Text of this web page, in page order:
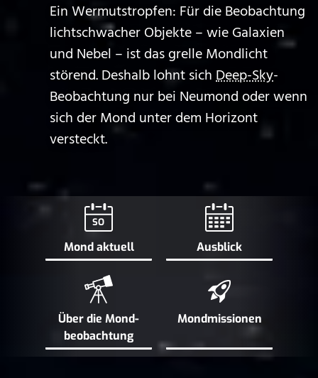
Ein Wermutstropfen: Für die Beobachtung
lichtschwacher Objekte – wie Galaxien
und Nebel – ist das grelle Mondlicht
störend. Deshalb lohnt sichDeep-Sky-
Beobachtung nur bei Neumond oder wenn
sich der Mond unter dem Horizont
versteckt.
SO
Mond aktuell Ausblick
Über die Mond­
beobachtung
Mond­missionen